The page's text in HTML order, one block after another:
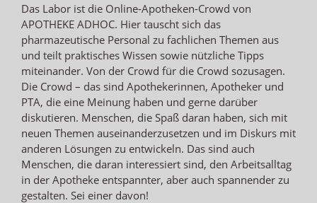
Das Labor ist die Online-Apotheken-Crowd von
APOTHEKE ADHOC. Hier tauscht sich das
pharmazeutische Personal zu fachlichen Themen aus
und teilt praktisches Wissen sowie nützliche Tipps
miteinander. Von der Crowd für die Crowd sozusagen.
Die Crowd – das sind Apothekerinnen, Apotheker und
PTA, die eine Meinung haben und gerne darüber
diskutieren. Menschen, die Spaß daran haben, sich mit
neuen Themen auseinanderzusetzen und im Diskurs mit
anderen Lösungen zu entwickeln. Das sind auch
Menschen, die daran interessiert sind, den Arbeitsalltag
in der Apotheke entspannter, aber auch spannender zu
gestalten. Sei einer davon!